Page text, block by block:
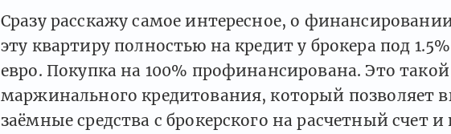
Cразу расскажу самое интересное, o
эту квартиру полностью на кредит y брокера под
евро. Покупка на 100% профинансированa. Это
маржинального кредитования, который позволяет
заёмные средства с брокерского на расчетный счет и